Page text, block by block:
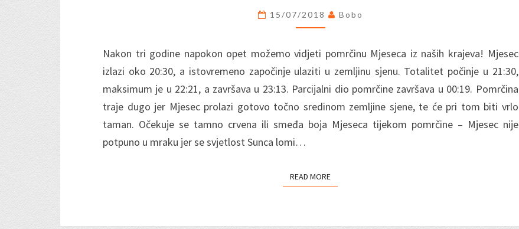
MARSA,
15/07/2018 Bobo
Nakon tri godine napokon opet možemo vidjeti pomrčinu Mjeseca iz naših krajeva! Mjesec
izlazi oko 20:30, a istovremeno započinje ulaziti u zemljinu sjenu. Totalitet počinje u 21:30,
maksimum je u 22:21, a završava u 23:13. Parcijalni dio pomrčine završava u 00:19. Pomrčina
traje dugo jer Mjesec prolazi gotovo točno sredinom zemljine sjene, te će pri tom biti vrlo
taman. Očekuje se tamno crvena ili smeđa boja Mjeseca tijekom pomrčine – Mjesec nije
potpuno u mraku jer se svjetlost Sunca lomi…
READ MOREREAD MORE